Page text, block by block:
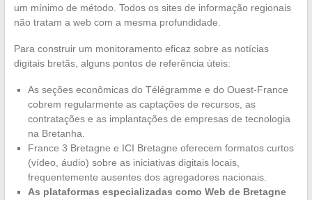
um mínimo de método. Todos os sites de informação regionais
não tratam a web com a mesma profundidade.
Para construir um monitoramento eficaz sobre as notícias
digitais bretãs, alguns pontos de referência úteis:
As seções econômicas do Télégramme e do Ouest-France
cobrem regularmente as captações de recursos, as
contratações e as implantações de empresas de tecnologia
na Bretanha.
France 3 Bretagne e ICI Bretagne oferecem formatos curtos
(vídeo, áudio) sobre as iniciativas digitais locais,
frequentemente ausentes dos agregadores nacionais.
As plataformas especializadas como Web de Bretagne